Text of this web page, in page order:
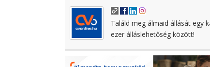
Találd meg álmaid állását egy
ezer álláslehetőség között!